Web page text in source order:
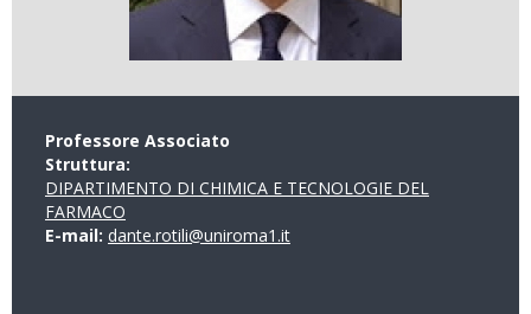
Professore Associato
Struttura:
DIPARTIMENTO DI CHIMICA E TECNOLOGIE DEL
FARMACO
E-mail: dante.rotili@uniroma1.it